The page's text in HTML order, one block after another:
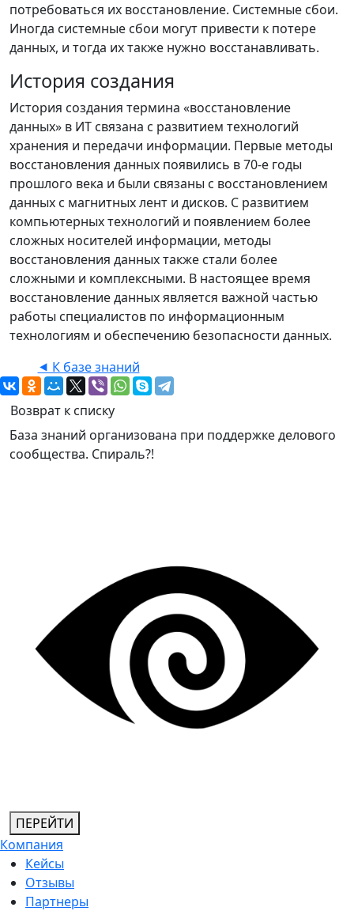
потребоваться их восстановление. Системные сбои.
Иногда системные сбои могут привести к потере
данных, и тогда их также нужно восстанавливать.
История создания
История создания термина «восстановление
данных» в ИТ связана с развитием технологий
хранения и передачи информации. Первые методы
восстановления данных появились в 70-е годы
прошлого века и были связаны с восстановлением
данных с магнитных лент и дисков. С развитием
компьютерных технологий и появлением более
сложных носителей информации, методы
восстановления данных также стали более
сложными и комплексными. В настоящее время
восстановление данных является важной частью
работы специалистов по информационным
технологиям и обеспечению безопасности данных.
⯇ К базе знаний
Возврат к списку
База знаний организована при поддержке делового
сообщества. Спираль?!
ПЕРЕЙТИ
Компания
Кейсы
Отзывы
Партнеры